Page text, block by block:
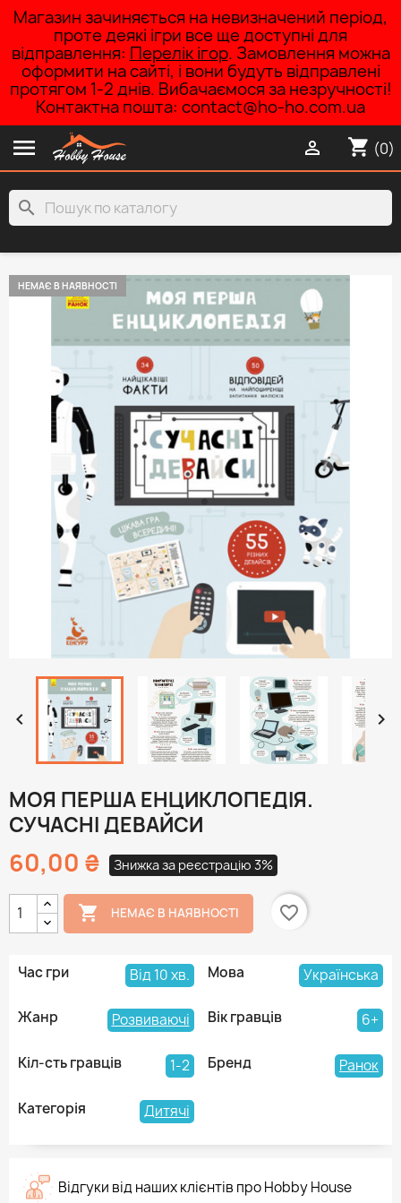
Магазин зачиняється на невизначений період,
проте деякі ігри все ще доступні для
відправлення: Перелік ігор. Замовлення можна
оформити на сайті, і вони будуть відправлені
протягом 1-2 днів. Вибачаємося за незручності!
Контактна пошта: contact@ho-ho.com.ua
 shopping_cart (0)

search
НЕМАЄ В НАЯВНОСТІ
 
МОЯ ПЕРША ЕНЦИКЛОПЕДІЯ.
СУЧАСНІ ДЕВАЙСИ
60,00 ₴ Знижка за реєстрацію 3%
 НЕМАЄ В НАЯВНОСТІ favorite_border
Час гри Від 10 хв. Мова Українська
Жанр Розвиваючі Вік гравців 6+
Кіл-сть гравців 1-2 Бренд Ранок
Категорія Дитячі
Відгуки від наших клієнтів про Hobby House